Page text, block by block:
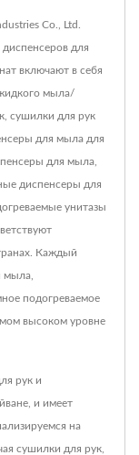
Co., Ltd.
для
включают в себя
мыла/
сушилки для рук
для мыла для
для мыла,
диспенсеры для
унитазы
Каждый
мыла,
подогреваемое
высоком уровне
рук и
и имеет
на
сушилки для рук,